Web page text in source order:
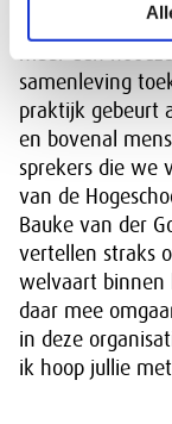
Want het is niet
maar een
samenleving
praktijk gebeurt
en bovenal
sprekers die we
van de
Bauke van der
vertellen straks
welvaart binnen
daar mee
in deze
ik hoop jullie